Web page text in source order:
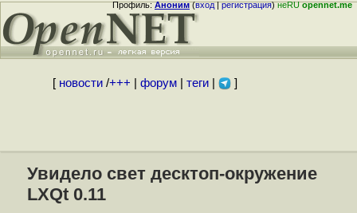
Профиль:Аноним(вход|регистрация)неRUopennet.me
[ новости/+++ форум| теги| ]
Увидело свет десктоп-окружение
LXQt 0.11